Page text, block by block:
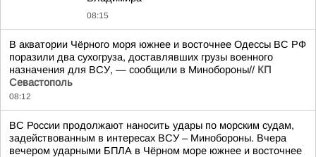
08:15
В акватории Чёрного моря южнее и восточнее Одессы ВС РФ
поразили два сухогруза, доставлявших грузы военного
назначения для ВСУ, — сообщили в Минобороны// КП
Севастополь
08:12
ВС России продолжают наносить удары по морским судам,
задействованным в интересах ВСУ – Минобороны. Вчера
вечером ударными БПЛА в Чёрном море южнее и восточнее